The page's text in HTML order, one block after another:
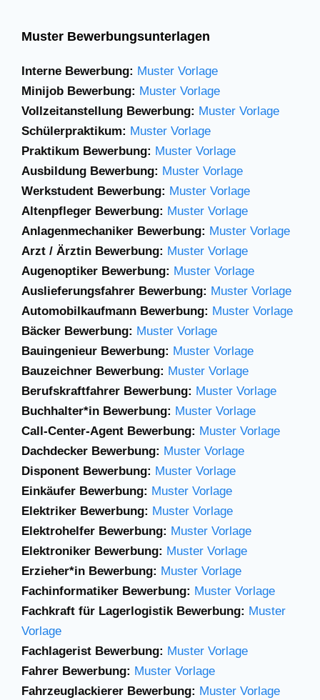
Muster Bewerbungsunterlagen
Interne Bewerbung: Muster Vorlage
Minijob Bewerbung: Muster Vorlage
Vollzeitanstellung Bewerbung: Muster Vorlage
Schülerpraktikum: Muster Vorlage
Praktikum Bewerbung: Muster Vorlage
Ausbildung Bewerbung: Muster Vorlage
Werkstudent Bewerbung: Muster Vorlage
Altenpfleger Bewerbung: Muster Vorlage
Anlagenmechaniker Bewerbung: Muster Vorlage
Arzt / Ärztin Bewerbung: Muster Vorlage
Augenoptiker Bewerbung: Muster Vorlage
Auslieferungsfahrer Bewerbung: Muster Vorlage
Automobilkaufmann Bewerbung: Muster Vorlage
Bäcker Bewerbung: Muster Vorlage
Bauingenieur Bewerbung: Muster Vorlage
Bauzeichner Bewerbung: Muster Vorlage
Berufskraftfahrer Bewerbung: Muster Vorlage
Buchhalter*in Bewerbung: Muster Vorlage
Call-Center-Agent Bewerbung: Muster Vorlage
Dachdecker Bewerbung: Muster Vorlage
Disponent Bewerbung: Muster Vorlage
Einkäufer Bewerbung: Muster Vorlage
Elektriker Bewerbung: Muster Vorlage
Elektrohelfer Bewerbung: Muster Vorlage
Elektroniker Bewerbung: Muster Vorlage
Erzieher*in Bewerbung: Muster Vorlage
Fachinformatiker Bewerbung: Muster Vorlage
Fachkraft für Lagerlogistik Bewerbung: Muster
Vorlage
Fachlagerist Bewerbung: Muster Vorlage
Fahrer Bewerbung: Muster Vorlage
Fahrzeuglackierer Bewerbung: Muster Vorlage